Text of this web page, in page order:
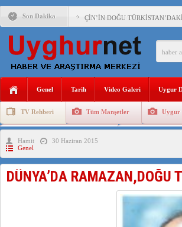
Son Dakika DİYANET AKADEMİSİ
150 YILDIR KAYNAYAN
MHP’DEN URUMÇİ KATLİAMI
ÇİN’İN ANKARA
SAADET PARTİSİ İLÇE
İŞGALCİ ÇİN,DOĞU
Genel Tarih Video Galeri Uygur
TV Rehberi Tüm Manşetler Uygur
Uygurlarda Düğün ve Cenaze
Hamit
30 Haziran 2015
Genel
DÜNYA’DA RAMAZAN,DOĞU